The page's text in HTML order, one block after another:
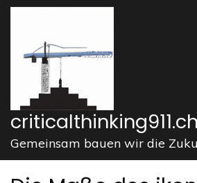
Zum
springen
drücken)
criticalthinking911.ch
Gemeinsam bauen wir die